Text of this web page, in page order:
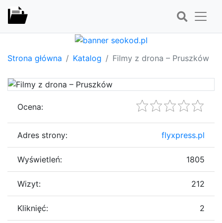
Strona główna Katalog Filmy z drona – Pruszków
Ocena:
Adres strony: flyxpress.pl
Wyświetleń: 1805
Wizyt: 212
Kliknięć: 2